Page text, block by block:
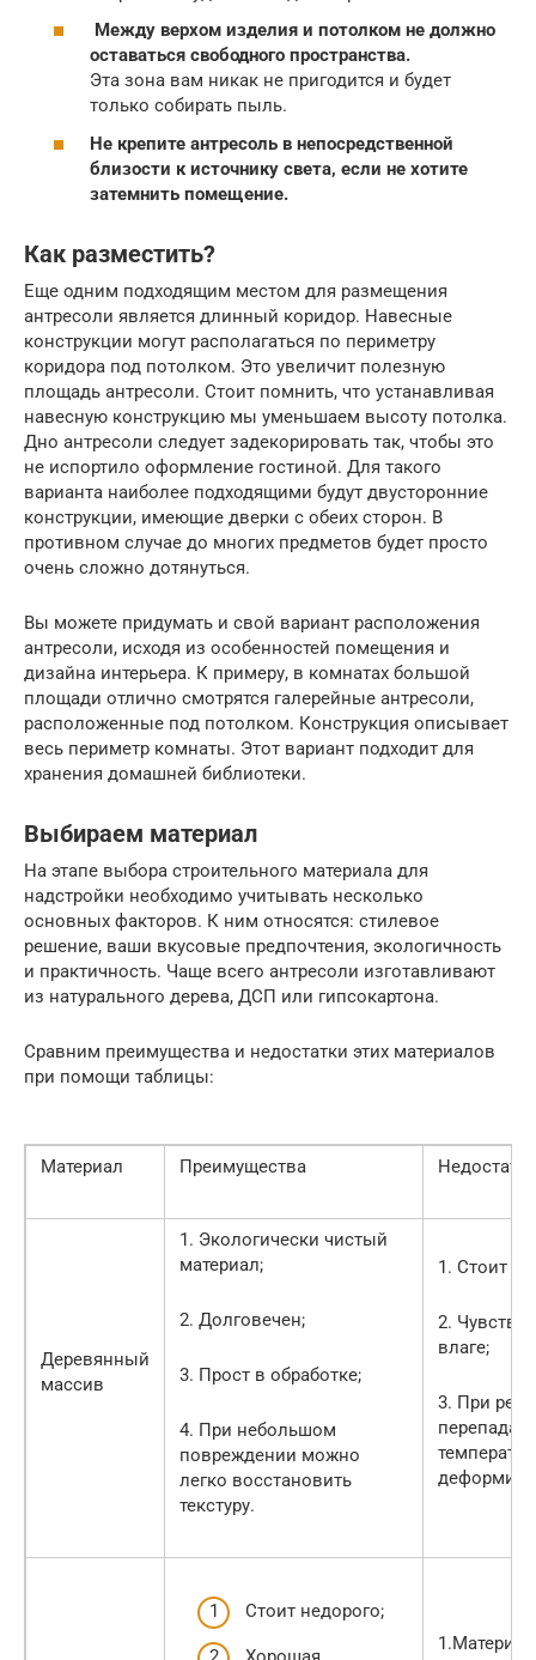
Между верхом изделия и потолком не должно
оставаться свободного пространства.
Эта зона вам никак не пригодится и будет
только собирать пыль.
Не крепите антресоль в непосредственной
близости к источнику света, если не хотите
затемнить помещение.
Как разместить?
Еще одним подходящим местом для размещения
антресоли является длинный коридор. Навесные
конструкции могут располагаться по периметру
коридора под потолком. Это увеличит полезную
площадь антресоли. Стоит помнить, что устанавливая
навесную конструкцию мы уменьшаем высоту потолка.
Дно антресоли следует задекорировать так, чтобы это
не испортило оформление гостиной. Для такого
варианта наиболее подходящими будут двусторонние
конструкции, имеющие дверки с обеих сторон. В
противном случае до многих предметов будет просто
очень сложно дотянуться.
Вы можете придумать и свой вариант расположения
антресоли, исходя из особенностей помещения и
дизайна интерьера. К примеру, в комнатах большой
площади отлично смотрятся галерейные антресоли,
расположенные под потолком. Конструкция описывает
весь периметр комнаты. Этот вариант подходит для
хранения домашней библиотеки.
Выбираем материал
На этапе выбора строительного материала для
надстройки необходимо учитывать несколько
основных факторов. К ним относятся: стилевое
решение, ваши вкусовые предпочтения, экологичность
и практичность. Чаще всего антресоли изготавливают
из натурального дерева, ДСП или гипсокартона.
Сравним преимущества и недостатки этих материалов
при помощи таблицы:
Материал Преимущества
Деревянный
массив
1. Экологически чистый
материал;
2. Долговечен;
3. Прост в обработке;
4. При небольшом
повреждении можно
легко восстановить
текстуру.
1. Стоит
2.
влаге;
3. При
перепадах
Стоит недорого;